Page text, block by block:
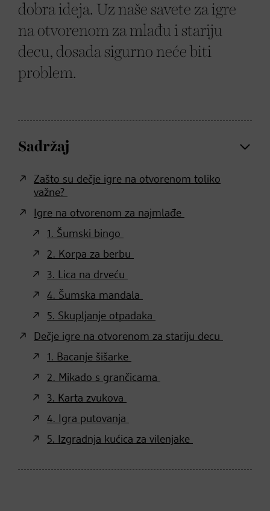
dobra ideja. Uz naše savete za igre
na otvorenom za mlađu i stariju
decu, dosada sigurno neće biti
problem.
Sadržaj
Zašto su dečje igre na otvorenom toliko
važne?
Igre na otvorenom za najmlađe
1. Šumski bingo
2. Korpa za berbu
3. Lica na drveću
4. Šumska mandala
5. Skupljanje otpadaka
Dečje igre na otvorenom za stariju decu
1. Bacanje šišarke
2. Mikado s grančicama
3. Karta zvukova
4. Igra putovanja
5. Izgradnja kućica za vilenjake